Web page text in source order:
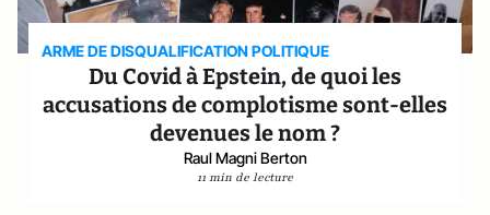
ARME DE DISQUALIFICATION POLITIQUE
Du Covid à Epstein, de quoi les
accusations de complotisme sont-elles
devenues le nom ?
Raul Magni Berton
11 min de lecture